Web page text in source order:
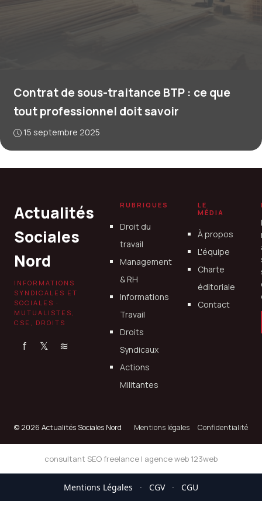
Contrat de sous-traitance BTP : ce que
tout professionnel doit savoir
15 septembre 2025
Actualités
Sociales
Nord
INFORMATIONS
SYNDICALES ET
SOCIALES ·
MUTUALISTES,
CSE, DROITS
f 𝕏 ≋
RUBRIQUES
Droit du
travail
Management
& RH
Informations
Travail
Droits
Syndicaux
Actions
Militantes
LE
MÉDIA
À propos
L'équipe
Charte
éditoriale
Contact
© 2026 Actualités Sociales Nord Mentions légales Confidentialité
consultant SEO freelance | agence web 123web
Mentions Légales · CGV · CGU